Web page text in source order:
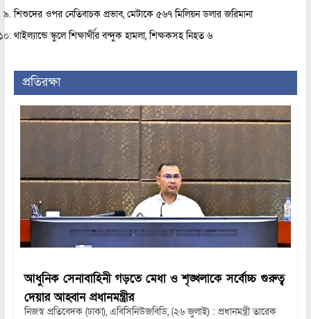
শিশুদের ওপর নেতিবাচক প্রভাব, মেটাকে ৫৬৭ মিলিয়ন ডলার জরিমানা
থাইল্যান্ডে স্কুলে শিক্ষার্থীর বন্দুক হামলা, শিক্ষকসহ নিহত ৬
প্রতিরক্ষা
আধুনিক সেনাবাহিনী গড়তে মেধা ও শৃঙ্খলাকে সর্বোচ্চ গুরুত্ব
দেয়ার আহ্বান প্রধানমন্ত্রীর
নিজস্ব প্রতিবেদক (ঢাকা), এবিসিনিউজবিডি, (২৬ জুলাই) : প্রধানমন্ত্রী তারেক